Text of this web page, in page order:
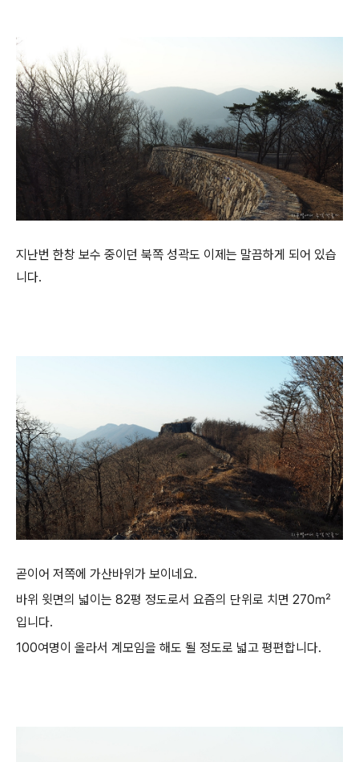
지난번 한창 보수 중이던 북쪽 성곽도 이제는 말끔하게 되어 있습
니다.
곧이어 저쪽에 가산바위가 보이네요.
바위 윗면의 넓이는 82평 정도로서 요즘의 단위로 치면 270㎡
입니다.
100여명이 올라서 계모임을 해도 될 정도로 넓고 평편합니다.